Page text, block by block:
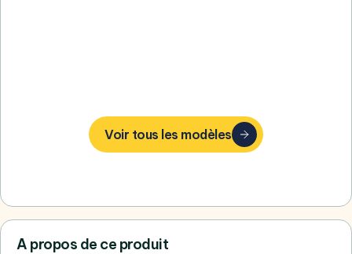
Voir tous les modèles
A propos de ce produit